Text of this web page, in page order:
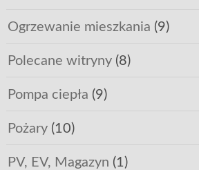
Ogrzewanie mieszkania (9)
Polecane witryny(8)
Pompa ciepła (9)
Pożary(10)
PV, EV, Magazyn (1)